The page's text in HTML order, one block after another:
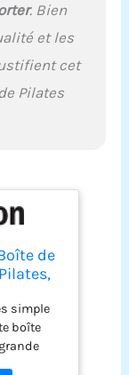
tous les
et de
sur
un
votre
. Bien
et les
cet
Pilates
de
de
simple
boîte